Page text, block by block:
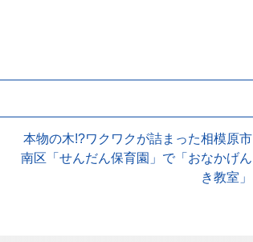
本物の木!?ワクワクが詰まった相模原市
南区「せんだん保育園」で「おなかげん
き教室」